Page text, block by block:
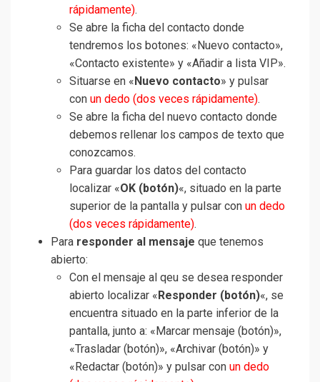
rápidamente).
Se abre la ficha del contacto donde
tendremos los botones: «Nuevo contacto»,
«Contacto existente» y «Añadir a lista VIP».
Situarse en « Nuevo contacto» y pulsar
con un dedo (dos veces rápidamente).
Se abre la ficha del nuevo contacto donde
debemos rellenar los campos de texto que
conozcamos.
Para guardar los datos del contacto
localizar «OK (botón)«, situado en la parte
superior de la pantalla y pulsar con un dedo
(dos veces rápidamente).
Para responder al mensaje que tenemos
abierto:
Con el mensaje al qeu se desea responder
abierto localizar « Responder (botón)«, se
encuentra situado en la parte inferior de la
pantalla, junto a: «Marcar mensaje (botón)»,
«Trasladar (botón)», «Archivar (botón)» y
«Redactar (botón)» y pulsar con un dedo